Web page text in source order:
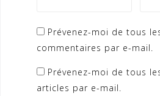
Prévenez-moi de tous
commentaires par e-mail.
Prévenez-moi de tous
articles par e-mail.